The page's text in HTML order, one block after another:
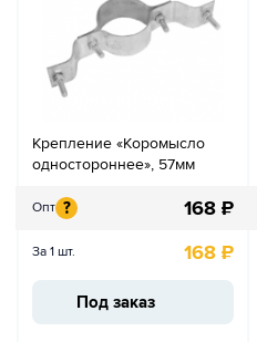
Крепление «Коромысло
одностороннее», 57мм
Опт ? 168 ₽
За 1 шт. 168 ₽
Под заказ